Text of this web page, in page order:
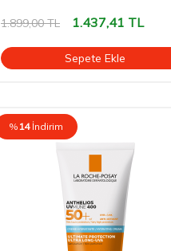
1.899,00TL 1.437,41 TL
Sepete Ekle
%14 İndirim